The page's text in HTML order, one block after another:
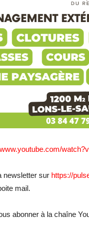
newsletter sur https://
mail.
abonner à la chaîne